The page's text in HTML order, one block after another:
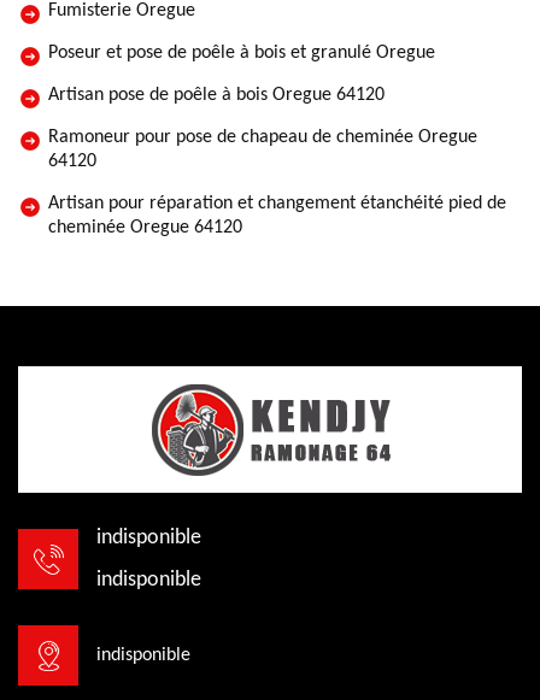
Fumisterie Oregue
Poseur et pose de poêle à bois et granulé Oregue
Artisan pose de poêle à bois Oregue 64120
Ramoneur pour pose de chapeau de cheminée Oregue
64120
Artisan pour réparation et changement étanchéité pied de
cheminée Oregue 64120
indisponible
indisponible
indisponible